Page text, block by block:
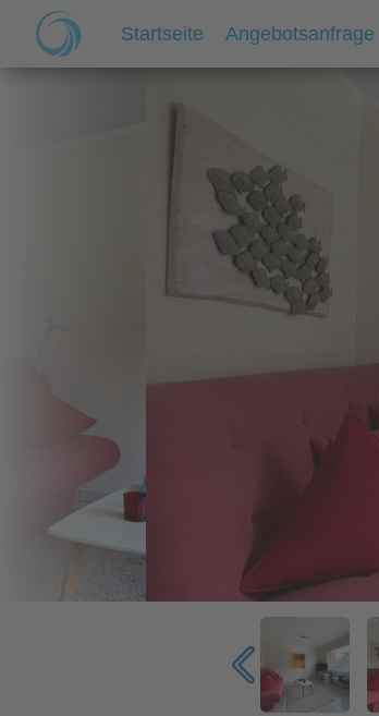
Startseite Angebotsanfrage